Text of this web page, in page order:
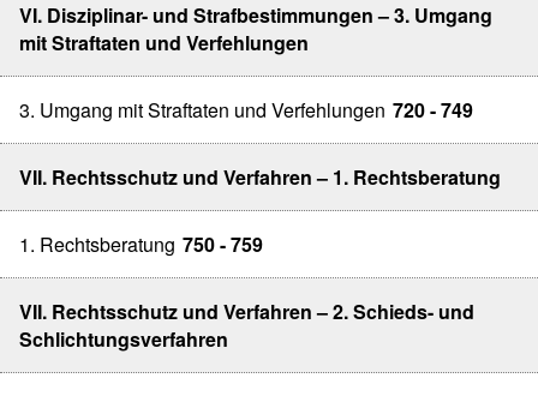
VI. Disziplinar- und Strafbestimmungen – 3. Umgang
mit Straftaten und Verfehlungen
3. Umgang mit Straftaten und Verfehlungen 720 - 749
VII. Rechtsschutz und Verfahren – 1. Rechtsberatung
1. Rechtsberatung 750 - 759
VII. Rechtsschutz und Verfahren – 2. Schieds- und
Schlichtungsverfahren